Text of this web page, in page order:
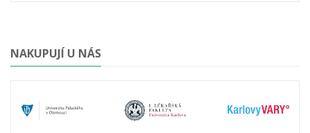
NAKUPUJÍ U NÁS